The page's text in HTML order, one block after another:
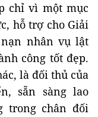
chỉ vì một mục
hỗ trợ cho Giải
nhân vụ lật
công tốt đẹp.
là đối thủ của
sẵn sàng lao
trong chân đối